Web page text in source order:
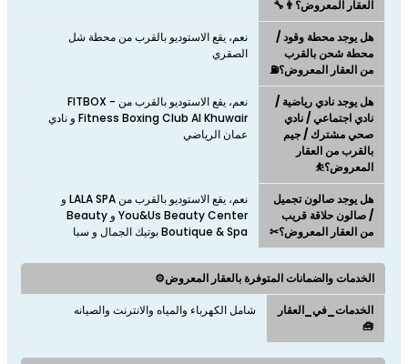
العقار المعروض؟👨‍🔧
هل يوجد محطة وقود /
محطة شحن بالقرب
من العقار المعروض؟⛽
نعم، يقع الاستوديو بالقرب من محطة شل
الصقري
هل يوجد نادي رياضية /
نادي اجتماعي / نادي
صحي مشترك / جيم
بالقرب من العقار
المعروض؟⛹
نعم، يقع الاستوديو بالقرب من FITBOX -
Fitness Boxing Club Al Khuwair و نادي
عمان الرياضي
هل يوجد صالون تجميل
/ صالون حلاقة قريب
من العقار المعروض؟✂
نعم، يقع الاستوديو بالقرب من LALA SPA و
You&Us Beauty Center و Beauty
Boutique & Spa بوتيك الجمال و سبا
الخدمات والضمانات المتوفرة بالعقار المعروض⚙️
الخدمات_في_العقار
🧰
شامل الكهرباء والمياه والانترنت والصيانه